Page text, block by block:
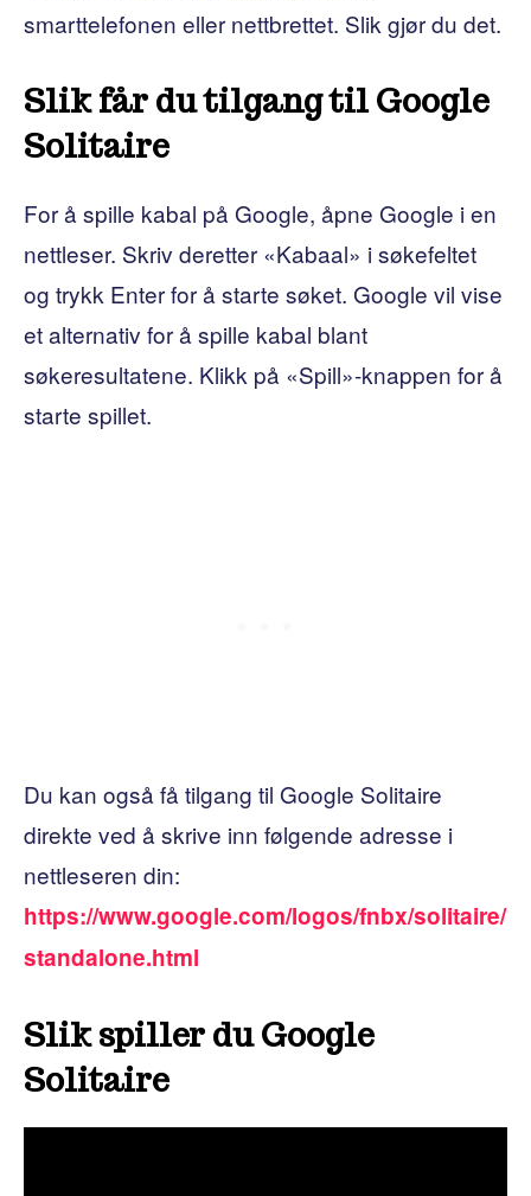
smarttelefonen eller nettbrettet. Slik gjør du det.
Slik får du tilgang til Google
Solitaire
For å spille kabal på Google, åpne Google i en
nettleser. Skriv deretter «Kabaal» i søkefeltet
og trykk Enter for å starte søket. Google vil vise
et alternativ for å spille kabal blant
søkeresultatene. Klikk på «Spill»-knappen for å
starte spillet.
Du kan også få tilgang til Google Solitaire
direkte ved å skrive inn følgende adresse i
nettleseren din:
https://www.google.com/logos/fnbx/solitaire/
standalone.html
Slik spiller du Google
Solitaire